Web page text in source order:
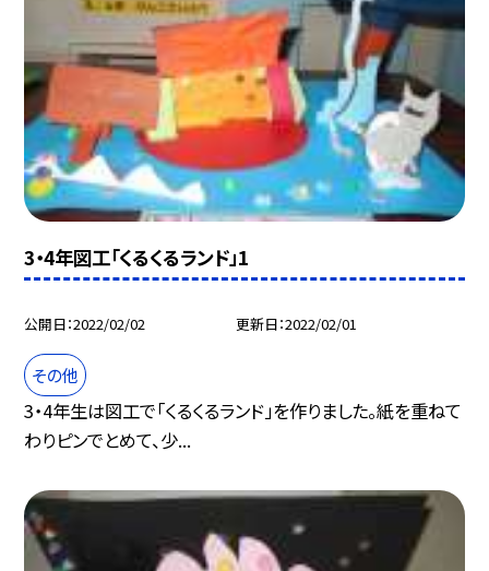
3・4年図工「くるくるランド」1
公開日 2022/02/02 更新日 2022/02/01
その他
3・4年生は図工で「くるくるランド」を作りました。紙を重ねて
わりピンでとめて、少...